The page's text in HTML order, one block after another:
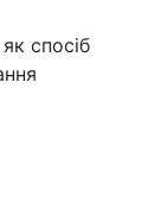
спосіб